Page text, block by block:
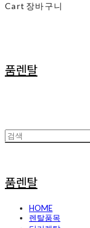
Cart 장바구니
품렌탈
품렌탈
HOME
렌탈품목